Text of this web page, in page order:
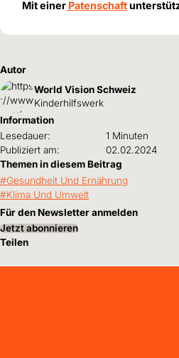
Mit einer Patenschaft
Autor
World Vision Schweiz
Kinderhilfswerk
Information
Lesedauer:
1 Minuten
Publiziert am:
02.02.2024
Themen in diesem Beitrag
Gesundheit Und Ernährung
Klima Und Umwelt
Für den Newsletter anmelden
Jetzt abonnieren
Teilen